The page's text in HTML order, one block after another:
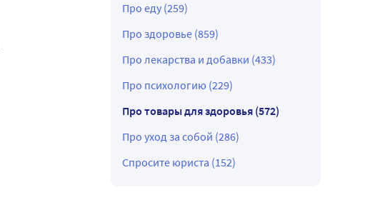
Про еду (259)
Про здоровье (859)
Про лекарства и добавки (433)
Про психологию (229)
Про товары для здоровья (572)
Про уход за собой (286)
Спросите юриста (152)